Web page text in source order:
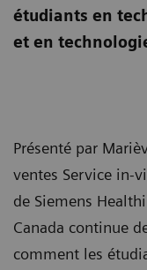
étudiants en
et en
Présenté par
ventes Service in-
de Siemens
Canada continue
comment les